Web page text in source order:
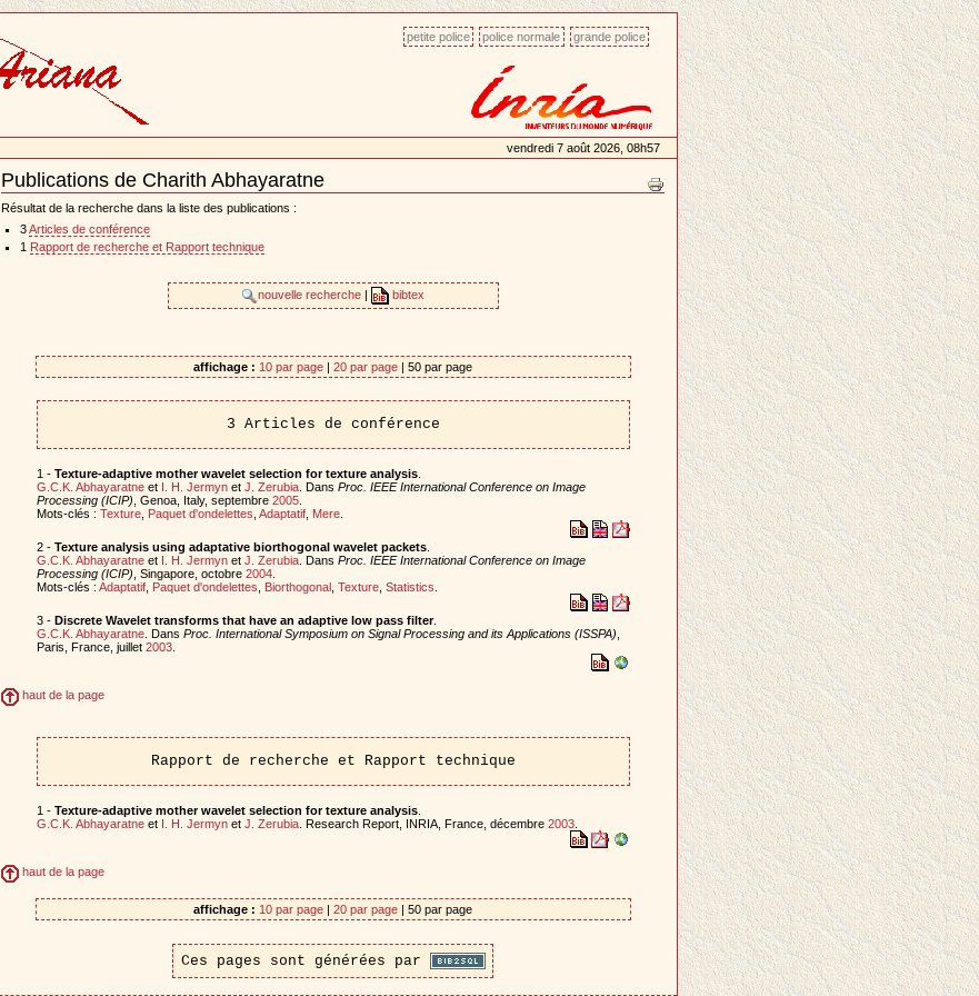
petite police police normale grande police
vendredi 7 août 2026, 08h57
Publications de Charith Abhayaratne
Document
Actions
Résultat de la recherche dans la liste des publications :
3Articles de conférence
1
Rapport de recherche et Rapport technique
nouvelle recherche bibtex
affichage : 10 par page | 20 par page | 50 par page
3 Articles de conférence
1 - Texture-adaptive mother wavelet selection for texture analysis.
G.C.K. Abhayaratneet I. H. Jermynet J. Zerubia. Dans Proc. IEEE International Conference on Image
Processing (ICIP) , Genoa, Italy, septembre 2005.
Mots-clés : Texture, Paquet d'ondelettes Adaptatif, Mere.
2 - Texture analysis using adaptative biorthogonal wavelet packets.
G.C.K. Abhayaratneet I. H. Jermynet J. Zerubia. Dans Proc. IEEE International Conference on Image
Processing (ICIP) , Singapore, octobre 2004.
Mots-clés : Adaptatif, Paquet d'ondelettes Biorthogonal, Texture, Statistics
3 - Discrete Wavelet transforms that have an adaptive low pass filter.
G.C.K. Abhayaratne. Dans Proc. International Symposium on Signal Processing and its Applications (ISSPA)
Paris, France, juillet 2003.
haut de la page
Rapport de recherche et Rapport technique
1 - Texture-adaptive mother wavelet selection for texture analysis.
G.C.K. Abhayaratneet I. H. Jermynet J. Zerubia. Research Report, INRIA, France, décembre 2003.
haut de la page
affichage : 10 par page | 20 par page | 50 par page
Ces pages sont générées par